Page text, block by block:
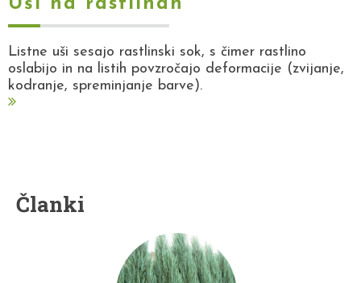
Listne uši sesajo rastlinski sok, s čimer rastlino
oslabijo in na listih povzročajo deformacije (zvijanje,
kodranje, spreminjanje barve).
Članki